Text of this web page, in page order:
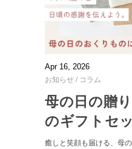
Apr 16, 2026
お知らせ / コラム
母の日の贈
のギフトセ
癒しと笑顔も届ける、母